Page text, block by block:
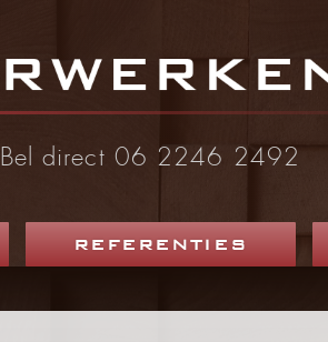
Bel direct 06 2246 2492
REFERENTIES